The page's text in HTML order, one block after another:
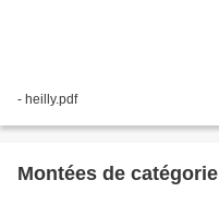
- heilly.pdf
Montées de catégorie